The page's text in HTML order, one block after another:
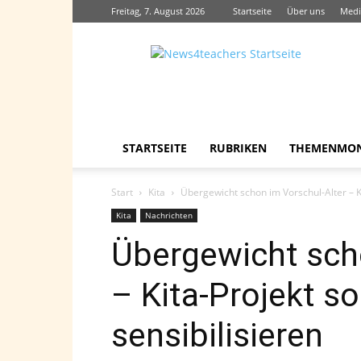
Freitag, 7. August 2026 Startseite Über uns
News4teachers
STARTSEITE RUBRIKEN
Start Kita Übergewicht schon im Vorschul-Alter –
Kita Nachrichten
Übergewicht
– Kita-Projekt
sensibilisieren